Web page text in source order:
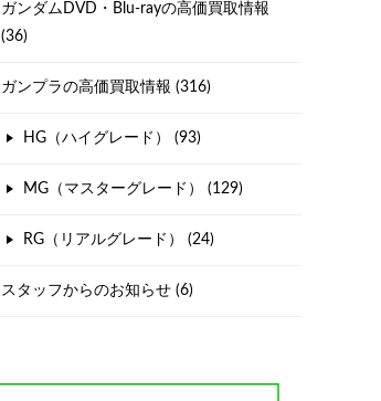
ガンダムDVD・Blu-rayの高価買取情報
(36)
ガンプラの高価買取情報 (316)
HG（ハイグレード） (93)
MG（マスターグレード） (129)
RG（リアルグレード） (24)
スタッフからのお知らせ (6)